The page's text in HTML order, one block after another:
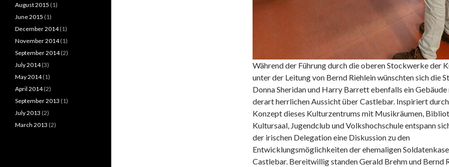
Während der Führung durch die oberen Stockwerke der
unter der Leitung von Bernd Riehlein wünschten sich die
Donna Sheridan und Harry Barrett ebenfalls ein
derart herrlichen Aussicht über Castlebar. Inspiriert
Konzept dieses Kulturzentrums mit Musikräumen,
Kultursaal, Jugendclub und Volkshochschule entspann
der irischen Delegation eine Diskussion zu den
Entwicklungsmöglichkeiten der ehemaligen
Castlebar. Bereitwillig standen Gerald Brehm und Bernd
August 2015 (1)
June 2015 (1)
December 2014(1)
November 2014(1)
September 2014(2)
July 2014(3)
May 2014(1)
April 2014(2)
September 2013 (1)
July 2013 (2)
March 2013 (2)